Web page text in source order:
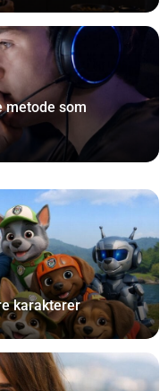
metode som
karakterer